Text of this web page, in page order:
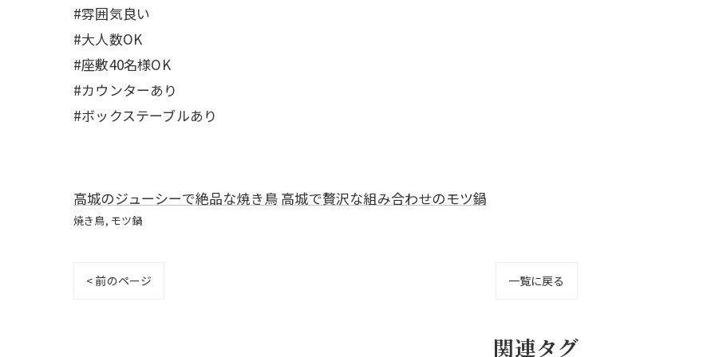
#雰囲気良い
#大人数OK
#座敷40名様OK
#カウンターあり
#ボックステーブルあり
高城のジューシーで絶品な焼き鳥 高城で贅沢な組み合わせのモツ鍋
焼き鳥 モツ鍋
< 前のページ 一覧に戻る
関連タグ